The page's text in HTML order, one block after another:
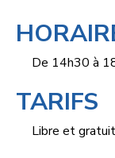
De 14h30 à
TARIFS
Libre et